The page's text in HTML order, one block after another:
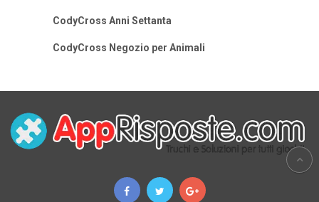
CodyCross Anni Settanta
CodyCross Negozio per Animali